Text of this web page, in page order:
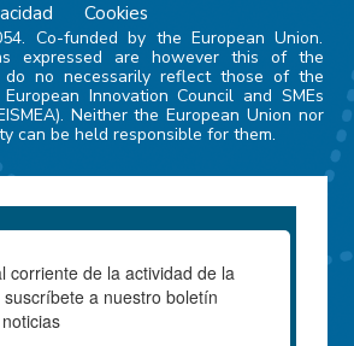
Cookies
Co-funded by the European Union.
expressed are however this of the
do no necessarily reflect those of the
Innovation Council and SMEs
Neither the European Union nor
can be held responsible for them.